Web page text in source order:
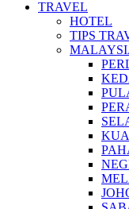
TRAVEL
HOTEL
TIPS